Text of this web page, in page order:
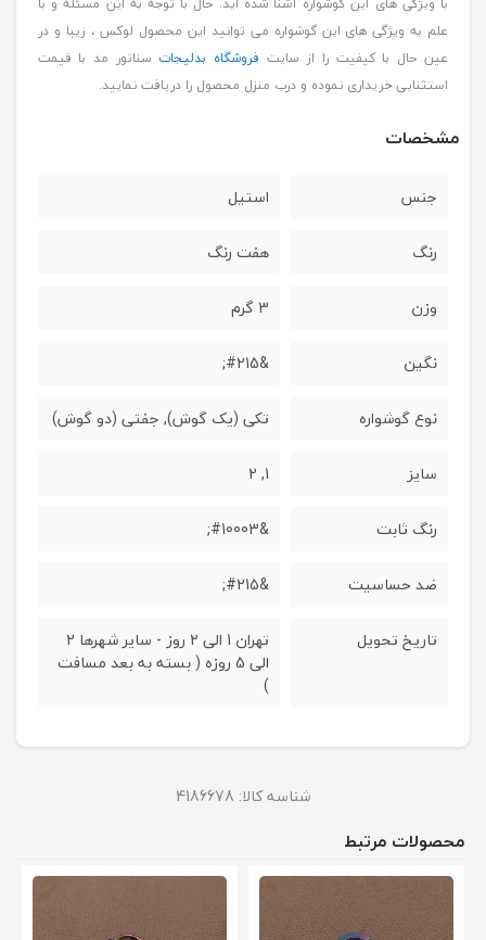
علم به ویژگی های این گوشواره می توانید این محصول لوکس ، زیبا و در
عین حال با کیفیت را از سایت فروشگاه بدلیجات سناتور مد با قیمت
استثنایی خریداری نموده و درب منزل محصول را دریافت نمایید.
مشخصات
جنس استیل
رنگ هفت رنگ
وزن 3 گرم
نگین &#215;
نوع گوشواره تکی (یک گوش), جفتی (دو گوش)
سایز 1, 2
رنگ ثابت &#10003;
ضد حساسیت &#215;
تاریخ تحویل
تهران 1 الی 2 روز - سایر شهرها 2
الی 5 روزه ( بسته به بعد مسافت
)
شناسه کالا: 4186678
محصولات مرتبط